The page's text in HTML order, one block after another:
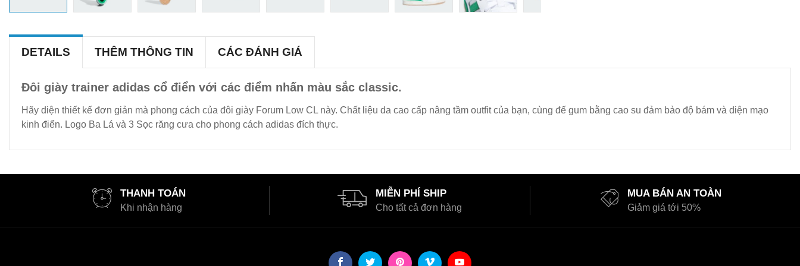
DETAILS THÊM THÔNG TIN CÁC ĐÁNH GIÁ
Đôi giày trainer adidas cổ điển với các điểm nhấn màu sắc classic.
Hãy diện thiết kế đơn giản mà phong cách của đôi giày Forum Low CL này. Chất liệu da cao cấp nâng tầm outfit của bạn, cùng đế gum bằng cao su đảm bảo độ bám và diện mạo
kinh điển. Logo Ba Lá và 3 Sọc răng cưa cho phong cách adidas đích thực.
THANH TOÁN
Khi nhận hàng
MIỄN PHÍ SHIP
Cho tất cả đơn hàng
MUA BÁN AN TOÀN
Giảm giá tới 50%